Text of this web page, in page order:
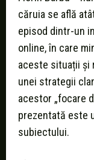
căruia se află
episod dintr-un
online, în care
aceste situații și
unei strategii
acestor „focare
prezentată este
subiectului.